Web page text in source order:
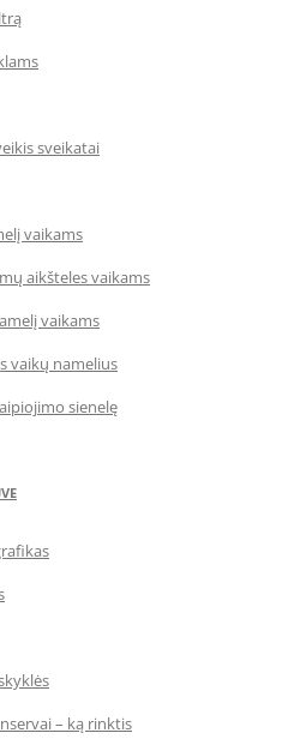
sveikatai
vaikams
aikšteles vaikams
vaikams
vaikų namelius
sienelę
– ką rinktis